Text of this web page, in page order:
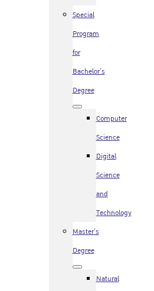
Special
Program
for
Bachelor’s
Degree
Computer
Science
Digital
Science
and
Technology
Master’s
Degree
Natural